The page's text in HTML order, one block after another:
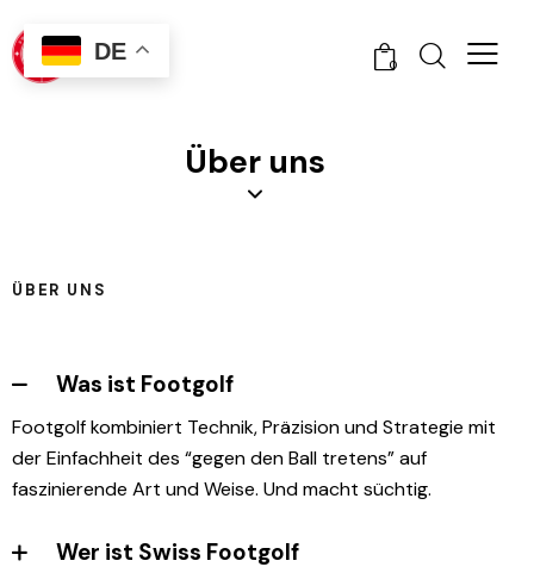
0
Über uns
ÜBER UNS
Was ist Footgolf
Footgolf kombiniert Technik, Präzision und Strategie mit
der Einfachheit des “gegen den Ball tretens” auf
faszinierende Art und Weise. Und macht süchtig.
Wer ist Swiss Footgolf
DE